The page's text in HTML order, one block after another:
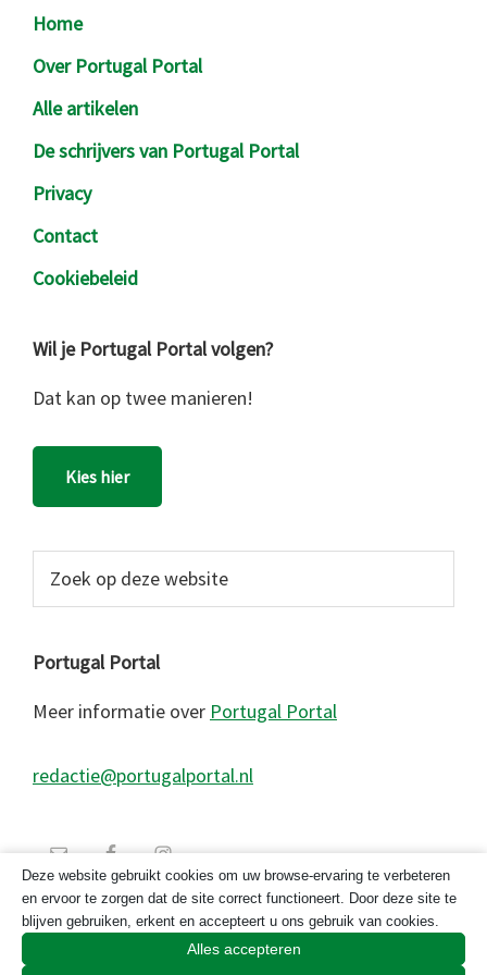
Footer
Home
Over Portugal Portal
Alle artikelen
De schrijvers van Portugal Portal
Privacy
Contact
Cookiebeleid
Wil je Portugal Portal volgen?
Dat kan op twee manieren!
Kies hier
website
Portugal Portal
Meer informatie over Portugal Portal
redactie@portugalportal.nl
Deze website gebruikt cookies om uw browse-ervaring te verbeteren
en ervoor te zorgen dat de site correct functioneert. Door deze site te
blijven gebruiken, erkent en accepteert u ons gebruik van cookies.
Alles accepteren